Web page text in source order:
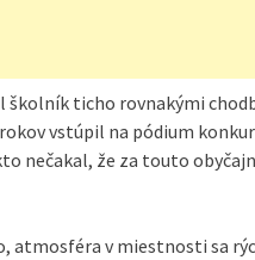
školník ticho rovnakými
vstúpil na pódium
nečakal, že za touto
atmosféra v miestnosti sa